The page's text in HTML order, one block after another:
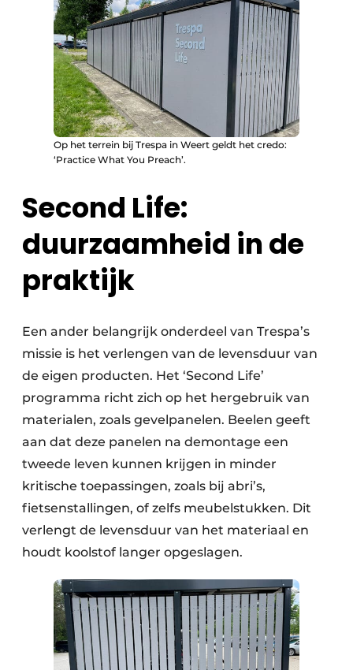
Op het terrein bij Trespa in Weert geldt het credo:
‘Practice What You Preach’.
Second Life:
duurzaamheid in de
praktijk
Een ander belangrijk onderdeel van Trespa’s
missie is het verlengen van de levensduur van
de eigen producten. Het ‘Second Life’
programma richt zich op het hergebruik van
materialen, zoals gevelpanelen. Beelen geeft
aan dat deze panelen na demontage een
tweede leven kunnen krijgen in minder
kritische toepassingen, zoals bij abri’s,
fietsenstallingen, of zelfs meubelstukken. Dit
verlengt de levensduur van het materiaal en
houdt koolstof langer opgeslagen.